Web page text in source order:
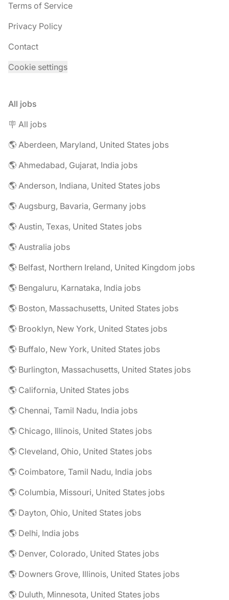
Terms of Service
Privacy Policy
Contact
Cookie settings
All jobs
🪧 All jobs
🌎 Aberdeen, Maryland, United States jobs
🌎 Ahmedabad, Gujarat, India jobs
🌎 Anderson, Indiana, United States jobs
🌎 Augsburg, Bavaria, Germany jobs
🌎 Austin, Texas, United States jobs
🌎 Australia jobs
🌎 Belfast, Northern Ireland, United Kingdom jobs
🌎 Bengaluru, Karnataka, India jobs
🌎 Boston, Massachusetts, United States jobs
🌎 Brooklyn, New York, United States jobs
🌎 Buffalo, New York, United States jobs
🌎 Burlington, Massachusetts, United States jobs
🌎 California, United States jobs
🌎 Chennai, Tamil Nadu, India jobs
🌎 Chicago, Illinois, United States jobs
🌎 Cleveland, Ohio, United States jobs
🌎 Coimbatore, Tamil Nadu, India jobs
🌎 Columbia, Missouri, United States jobs
🌎 Dayton, Ohio, United States jobs
🌎 Delhi, India jobs
🌎 Denver, Colorado, United States jobs
🌎 Downers Grove, Illinois, United States jobs
🌎 Duluth, Minnesota, United States jobs